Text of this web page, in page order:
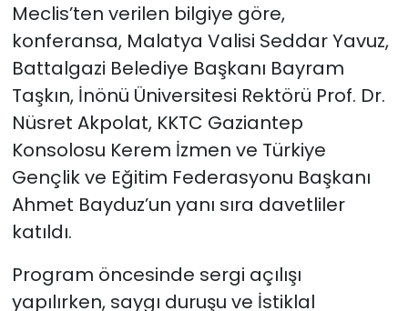
Meclis’ten verilen bilgiye göre,
konferansa, Malatya Valisi Seddar Yavuz,
Battalgazi Belediye Başkanı Bayram
Taşkın, İnönü Üniversitesi Rektörü Prof. Dr.
Nüsret Akpolat, KKTC Gaziantep
Konsolosu Kerem İzmen ve Türkiye
Gençlik ve Eğitim Federasyonu Başkanı
Ahmet Bayduz’un yanı sıra davetliler
katıldı.
Program öncesinde sergi açılışı
yapılırken, saygı duruşu ve İstiklal
Yazarlar